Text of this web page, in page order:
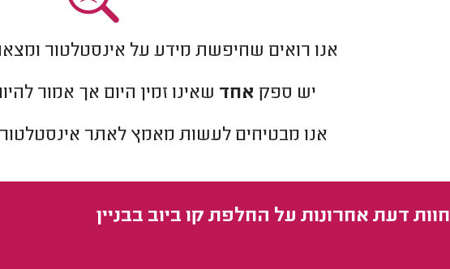
אנו רואים שחיפשת מידע על אינסטלטור
יש ספק אחד שאינו זמין היום אך אמור
אנו מבטיחים לעשות מאמץ לאתר
חוות דעת אחרונות על החלפת קו ביוב בבניין